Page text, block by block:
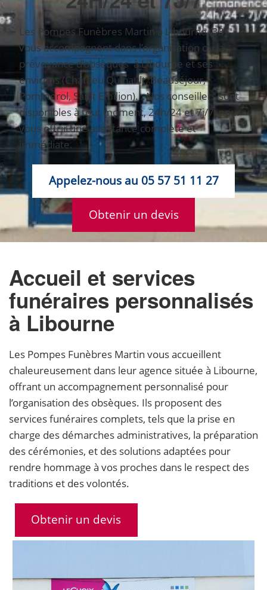
Les Pompes Funèbres Martin à Libourne (33)
vous accompagnent dans l’organisation ou la
prévoyance d’obsèques à Libourne et ses
environs (Chataeu Quinault, Beauséjour,
Pommerol, Saint Emilion). . Nos conseillers sont
disponibles à tout moment, 24h/24 et 7j/7, pour
vous offrir une assistance complète et
immédiate.
Appelez-nous au 05 57 51 11 27
Obtenir un devis
Accueil et services
funéraires personnalisés
à Libourne
Les Pompes Funèbres Martin vous accueillent
chaleureusement dans leur agence située à Libourne,
offrant un accompagnement personnalisé pour
l’organisation des obsèques. Ils proposent des
services funéraires complets, tels que la prise en
charge des démarches administratives, la préparation
des cérémonies, et des solutions adaptées pour
rendre hommage à vos proches dans le respect des
traditions et des volontés.
Obtenir un devis